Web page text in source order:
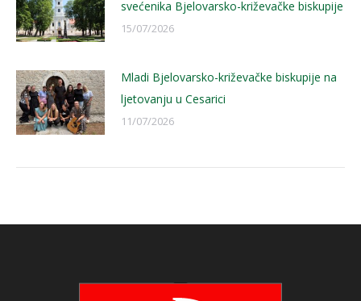
svećenika Bjelovarsko-križevačke biskupije
15/07/2026
Mladi Bjelovarsko-križevačke biskupije na
ljetovanju u Cesarici
11/07/2026